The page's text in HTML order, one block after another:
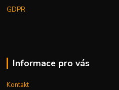
GDPR
Informace pro vás
Kontakt